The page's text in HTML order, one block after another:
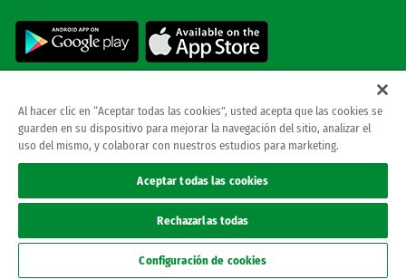
© REAL BETIS BALOMPIE.esta página web es la única oficial del real betis balompie.
todos los derechos reservados.
Política de privacidad
Canal ético
Al hacer clic en “Aceptar todas las cookies”, usted acepta que las cookies se
guarden en su dispositivo para mejorar la navegación del sitio, analizar el
uso del mismo, y colaborar con nuestros estudios para marketing.
Aceptar todas las cookies
Rechazarlas todas
Configuración de cookies